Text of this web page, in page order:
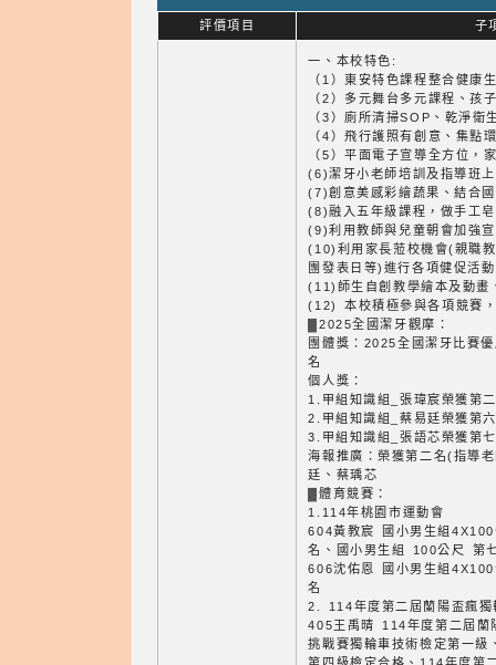
評價項目 子
一、本校特色:
（1）東安特色課程整合健康
（2）多元舞台多元課程、孩
（3）廁所清掃SOP、乾淨衛
（4）飛行護照有創意、集點
（5）平面電子宣導全方位，
(6)潔牙小老師培訓及指導班
(7)創意美感彩繪蔬果、結合
(8)融入五年級課程，做手工
(9)利用教師與兒童朝會加強
(10)利用家長蒞校機會(親職
團發表日等)進行各項健促活動
(11)師生自創教學繪本及動畫
(12) 本校積極參與各項競賽
▓2025全國潔牙觀摩：
團體獎：2025全國潔牙比賽
名
個人獎：
1.甲組知識組_張瑋宸榮獲第
2.甲組知識組_蔡易廷榮獲第
3.甲組知識組_張語芯榮獲第
海報推廣：榮獲第二名(指導
廷、蔡瑀芯
▓體育競賽：
1.114年桃園市運動會
604黃教宸 國小男生組
名、國小男生組 100公尺 第
606沈佑恩 國小男生組
名
2. 114年度第二屆蘭陽盃瘋獨
405王禹晴 114年度第二屆蘭
挑戰賽獨輪車技術檢定第一級